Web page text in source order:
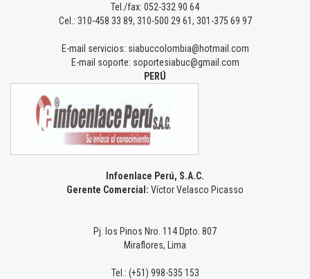
Tel./fax: 052-332 90 64
Cel.: 310-458 33 89, 310-500 29 61, 301-375 69 97
E-mail servicios: siabuccolombia@hotmail.com
E-mail soporte: soportesiabuc@gmail.com
PERÚ
Infoenlace Perú, S.A.C.
Gerente Comercial: Víctor Velasco Picasso
Pj. los Pinos Nro. 114 Dpto. 807
Miraflores, Lima
Tel.: (+51) 998-535 153